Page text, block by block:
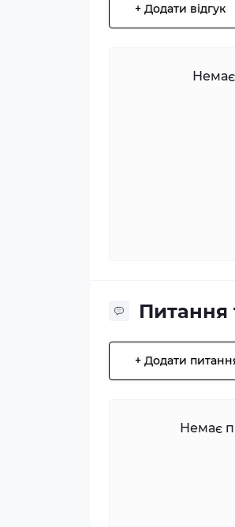
+ Додати відгук
Немає
Питання
+ Додати
Немає